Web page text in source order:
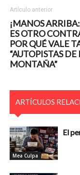
Artículo anterior
¡MANOS
ES OTRO
POR QUÉ VALE
“AUTOPISTAS DE
MONTAÑA”
ARTÍCULOS
Mea Culpa
El